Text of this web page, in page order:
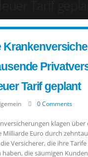
Tarif geplant
0 Comments
klagen über
Milliarde Euro durch
Versicherer, die ihre
die säumigen